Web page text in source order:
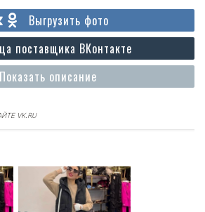
Показать описание
поставщика ВКонтакте
Выгрузить фото
vk.ru